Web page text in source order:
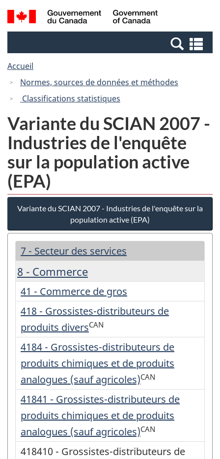
Passer
au
Passer
à
Canada
Recherche
et
et
Accueil
Normes, sources de données et méthodes
Classifications statistiques
Variante du SCIAN 2007 -
Industries de l'enquête
sur la population active
(EPA)
Variante du SCIAN 2007 - Industries de l'enquête sur la
population active (EPA)
7 - Secteur des services
8 - Commerce
41 - Commerce de gros
418 - Grossistes-distributeurs de
produits diversCAN
4184 - Grossistes-distributeurs de
produits chimiques et de produits
analogues (sauf agricoles)CAN
41841 - Grossistes-distributeurs de
produits chimiques et de produits
analogues (sauf agricoles)CAN
418410 - Grossistes-distributeurs de